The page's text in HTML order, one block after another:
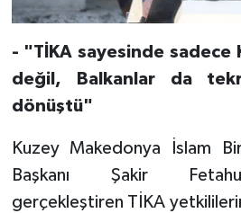
- "TİKA sayesinde sadece
değil, Balkanlar da
dönüştü"
Kuzey Makedonya İslam
Başkanı Şakir
gerçekleştiren TİKA
Nevşehir Müftülüğü
Niğde Müftülüğü
Ordu Müftülüğü
Osmaniye Müftülüğü
Rize Müftülüğü